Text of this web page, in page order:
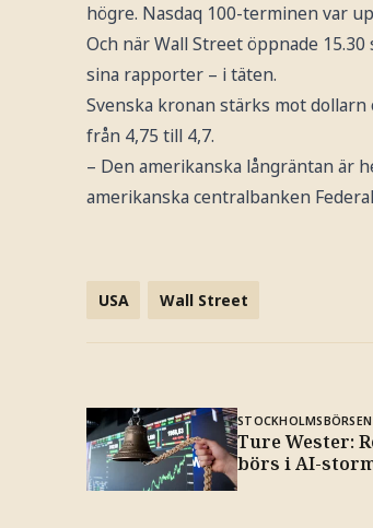
högre. Nasdaq 100-terminen var
Och när Wall Street öppnade
sina rapporter – i täten.
Svenska kronan stärks mot
från 4,75 till 4,7.
– Den amerikanska långräntan är
amerikanska centralbanken
USA Wall Street
STOCKHOLMSBÖRSEN
Ture Wester:
börs i AI-